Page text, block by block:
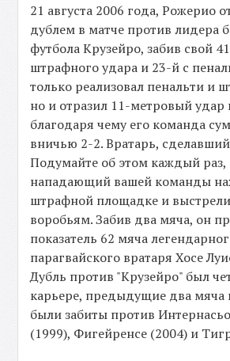
21 августа 2006 года, Рожерио
дублем в матче против лидера
футбола Крузейро, забив свой
штрафного удара и 23-й с
только реализовал пенальти и
но и отразил 11-метровый удар
благодаря чему его команда
вничью 2-2. Вратарь,
Подумайте об этом каждый раз,
нападающий вашей команды
штрафной площадке и
воробьям. Забив два мяча, он
показатель 62 мяча
парагвайского вратаря Хосе
Дубль против "Крузейро" был
карьере, предыдущие два мяча
были забиты против
(1999), Фигейренсе (2004) и